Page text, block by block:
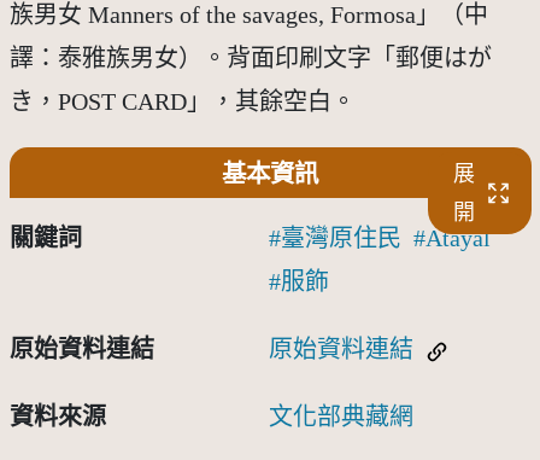
族男女 Manners of the savages, Formosa」（中
譯：泰雅族男女）。背面印刷文字「郵便はが
き，POST CARD」，其餘空白。
基本資訊
展
開
關鍵詞 臺灣原住民
Atayal
服飾
原始資料連結 原始資料連結
資料來源 文化部典藏網